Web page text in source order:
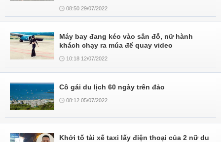
08:50 29/07/2022
Máy bay đang kéo vào sân đỗ, nữ hành
khách chạy ra múa để quay video
10:18 12/07/2022
Cô gái du lịch 60 ngày trên đảo
08:12 05/07/2022
Khởi tố tài xế taxi lấy điện thoại của 2 nữ du